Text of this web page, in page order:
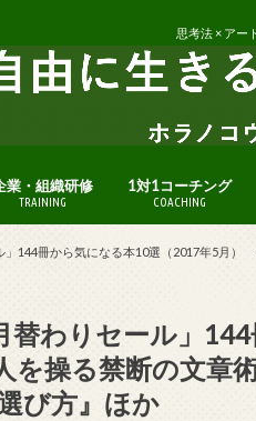
思考法 × アー
業・組織研修
TRAINING
1対1コーチング
COACHING
144冊から気になる本10選（2017年5月
替わりセール」
操る禁断の文章
び方』ほか